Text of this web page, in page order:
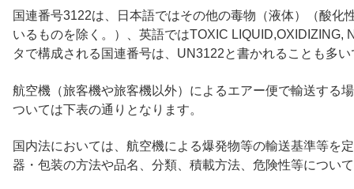
国連番号3122は、日本語ではその他の毒物（液体）（酸化
いるものを除く。）、英語ではTOXIC LIQUID,OXIDIZING,
タで構成される国連番号は、UN3122と書かれることも多い
航空機（旅客機や旅客機以外）によるエアー便で輸送する
ついては下表の通りとなります。
国内法においては、航空機による爆発物等の輸送基準等を
器・包装の方法や品名、分類、積載方法、危険性等につい